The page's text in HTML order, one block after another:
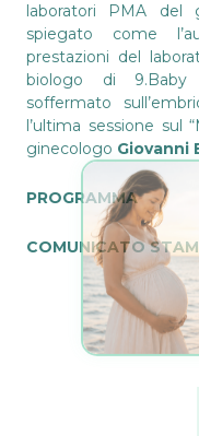
laboratori PMA
spiegato come
prestazioni del
biologo di 9.Baby
soffermato
l’ultima sessione sul
ginecologo Giovanni
PROGRAMMA
COMUNICATO